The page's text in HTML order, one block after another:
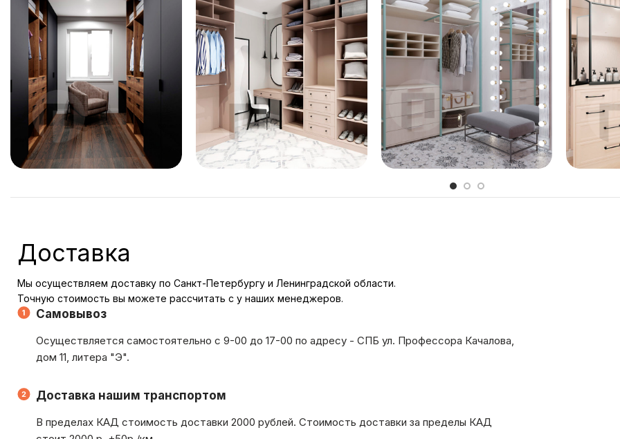
186 000 ₽
207 333
₽
219 333₽
258 000₽
139 333
₽
158 667
₽
Доставка
Мы осуществляем доставку по Санкт-Петербургу и Ленинградской области.
Точную стоимость вы можете рассчитать с у наших менеджеров.
Самовывоз
Осуществляется самостоятельно с 9-00 до 17-00 по адресу - СПБ ул. Профессора Качалова,
дом 11, литера "Э".
Доставка нашим транспортом
В пределах КАД стоимость доставки 2000 рублей. Стоимость доставки за пределы КАД